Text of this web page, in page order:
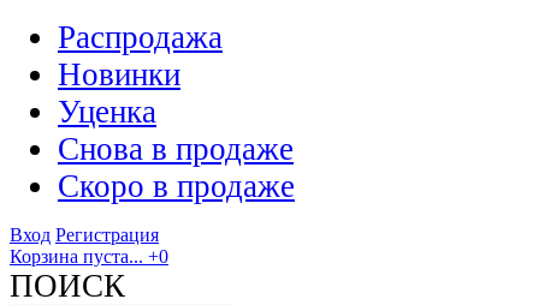
Распродажа
Новинки
Уценка
Снова в продаже
Скоро в продаже
Вход Регистрация
Корзина пуста... +0
ПОИСК